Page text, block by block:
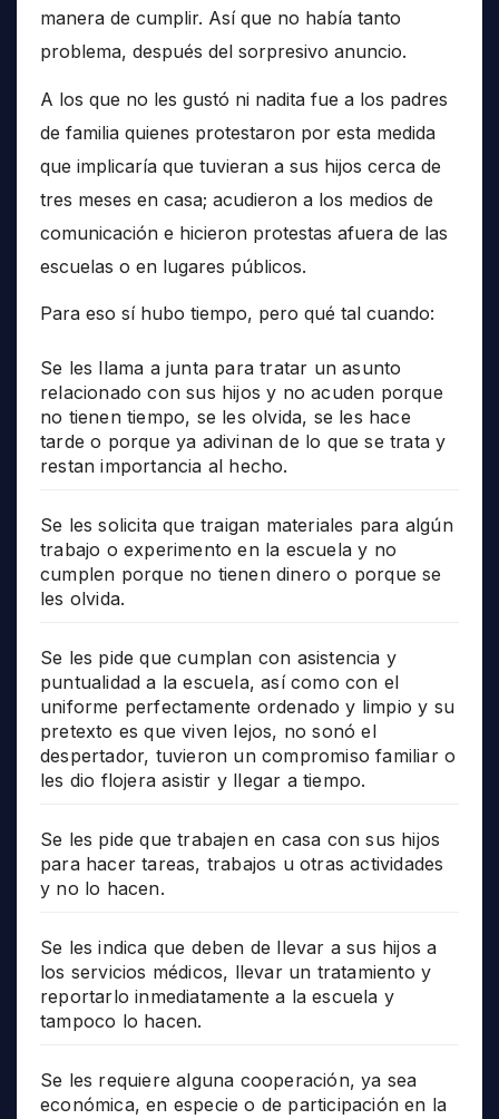
manera de cumplir. Así que no había tanto
problema, después del sorpresivo anuncio.
A los que no les gustó ni nadita fue a los padres
de familia quienes protestaron por esta medida
que implicaría que tuvieran a sus hijos cerca de
tres meses en casa; acudieron a los medios de
comunicación e hicieron protestas afuera de las
escuelas o en lugares públicos.
Para eso sí hubo tiempo, pero qué tal cuando:
Se les llama a junta para tratar un asunto
relacionado con sus hijos y no acuden porque
no tienen tiempo, se les olvida, se les hace
tarde o porque ya adivinan de lo que se trata y
restan importancia al hecho.
Se les solicita que traigan materiales para algún
trabajo o experimento en la escuela y no
cumplen porque no tienen dinero o porque se
les olvida.
Se les pide que cumplan con asistencia y
puntualidad a la escuela, así como con el
uniforme perfectamente ordenado y limpio y su
pretexto es que viven lejos, no sonó el
despertador, tuvieron un compromiso familiar o
les dio flojera asistir y llegar a tiempo.
Se les pide que trabajen en casa con sus hijos
para hacer tareas, trabajos u otras actividades
y no lo hacen.
Se les indica que deben de llevar a sus hijos a
los servicios médicos, llevar un tratamiento y
reportarlo inmediatamente a la escuela y
tampoco lo hacen.
Se les requiere alguna cooperación, ya sea
económica, en especie o de participación en la